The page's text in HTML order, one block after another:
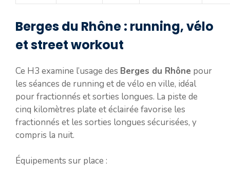
Berges du Rhône : running, vélo
et street workout
Ce H3 examine l’usage des Berges du Rhône pour
les séances de running et de vélo en ville, idéal
pour fractionnés et sorties longues. La piste de
cinq kilomètres plate et éclairée favorise les
fractionnés et les sorties longues sécurisées, y
compris la nuit.
Équipements sur place :